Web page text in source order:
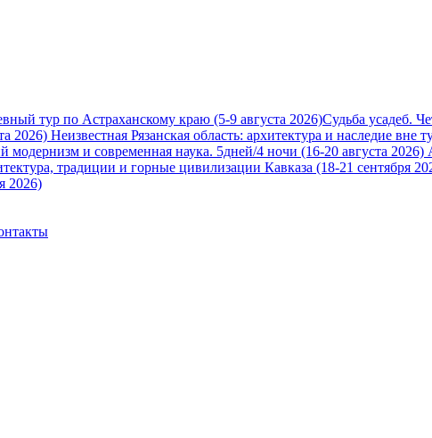
тур по Астраханскому краю (5-9 августа 2026)Судьба усадеб.
2026) Неизвестная Рязанская область: архитектура и наследие
и современная наука. 5дней/4 ночи (16-20 августа 2026)
традиции и горные цивилизации Кавказа (18-21 сентября
2026)